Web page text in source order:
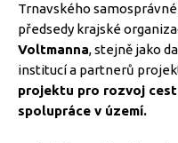
Trnavského
předsedy krajské
Voltmanna, stejně jako
institucí a partnerů
projektu pro rozvoj
spolupráce v území.